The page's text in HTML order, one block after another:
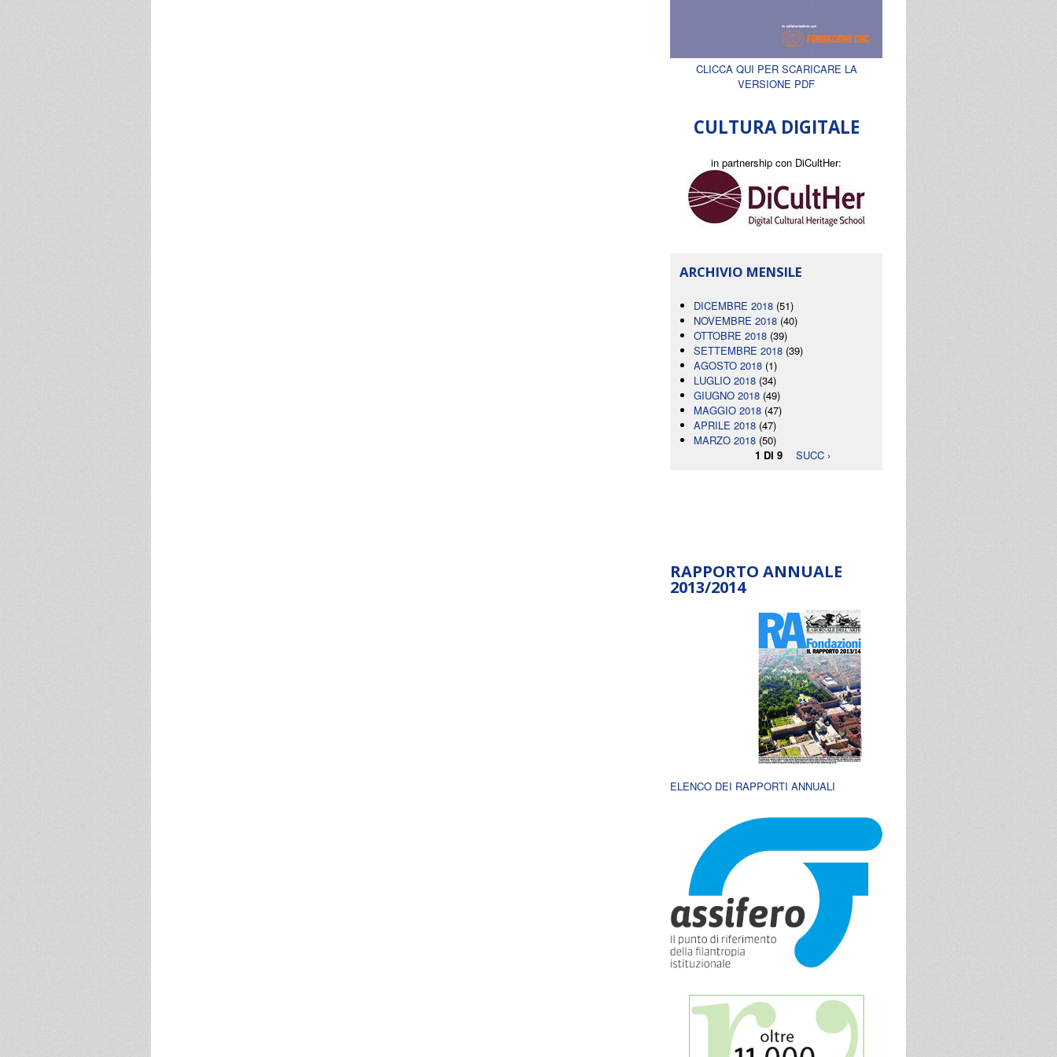
CLICCA QUI PER SCARICARE LA
VERSIONE PDF
CULTURA DIGITALE
in partnership con DiCultHer:
ARCHIVIO MENSILE
DICEMBRE 2018 (51)
NOVEMBRE 2018 (40)
OTTOBRE 2018 (39)
SETTEMBRE 2018 (39)
AGOSTO 2018 (1)
LUGLIO 2018 (34)
GIUGNO 2018 (49)
MAGGIO 2018 (47)
APRILE 2018 (47)
MARZO 2018 (50)
1 DI 9
SUCC ›
RAPPORTO ANNUALE
2013/2014
ELENCO DEI RAPPORTI ANNUALI